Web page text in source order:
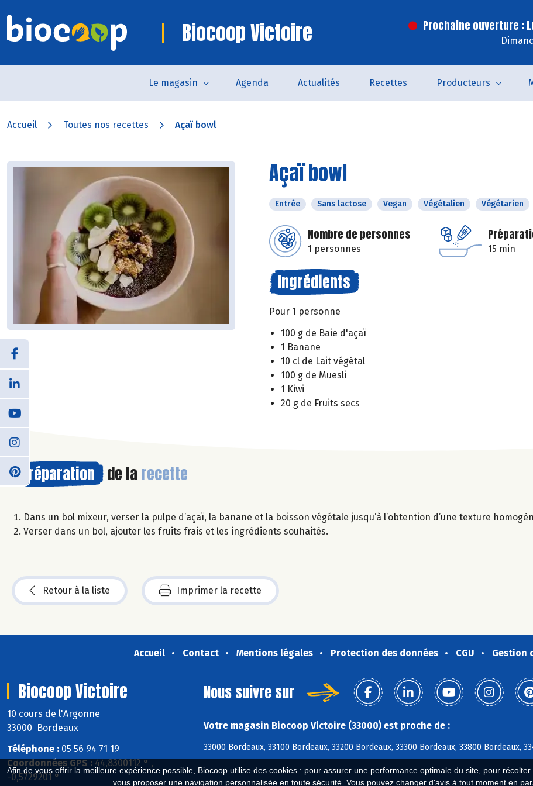
Afin de vous offrir la meilleure expérience possible, Biocoop utilise des cookies : pour assurer une performance optimale du site, pour
vous proposer une navigation personnalisée en toute sécurité. Vous pouvez changer d'avis à tout moment en
Biocoop Victoire Prochaine ouverture :
Le magasin Agenda Actualités Recettes Producteurs
Accueil Toutes nos recettes Açaï bowl
Açaï bowl
Entrée Sans lactose Vegan Végétalien Végétarien
Nombre de personnes
1 personnes 15 min
Ingrédients
Pour 1 personne
100 g de Baie d'açaï
1 Banane
10 cl de Lait végétal
100 g de Muesli
1 Kiwi
20 g de Fruits secs
Préparation de la recette
Dans un bol mixeur, verser la pulpe d’açaï, la banane et la boisson végétale jusqu’à l’obtention d’une texture
Verser dans un bol, ajouter les fruits frais et les ingrédients souhaités.
Retour à la liste Imprimer la recette
Accueil Contact Mentions légales Protection des données CGU Gestion
Biocoop Victoire
10 cours de l'Argonne
33000 Bordeaux
Téléphone : 05 56 94 71 19
Coordonnées GPS : 44,8300112 ° ,
-0,5729201 °
Nous suivre sur
Votre magasin Biocoop Victoire (33000) est proche de :
33000 Bordeaux, 33100 Bordeaux, 33200 Bordeaux, 33300 Bordeaux, 33800 Bordeaux,